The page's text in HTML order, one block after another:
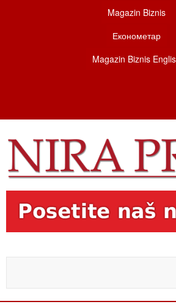
Magazin Biznis
Економетар
Magazin Biznis